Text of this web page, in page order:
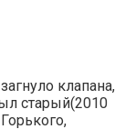
клапана,
старый(2010